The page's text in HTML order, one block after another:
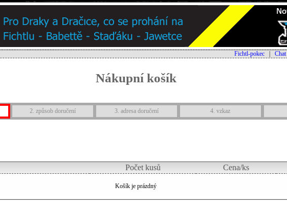
Fichtl-pokec Chat
Nákupní košík
2. způsob doručení 3. adresa doručení 4. vzkaz
Počet kusů Cena/ks
Košík je prázdný